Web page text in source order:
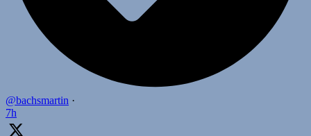
@bachsmartin ·
7h